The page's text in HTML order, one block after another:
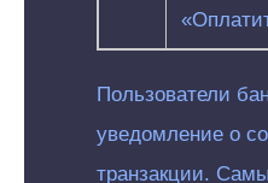
Пользователи
уведомление о
транзакции.